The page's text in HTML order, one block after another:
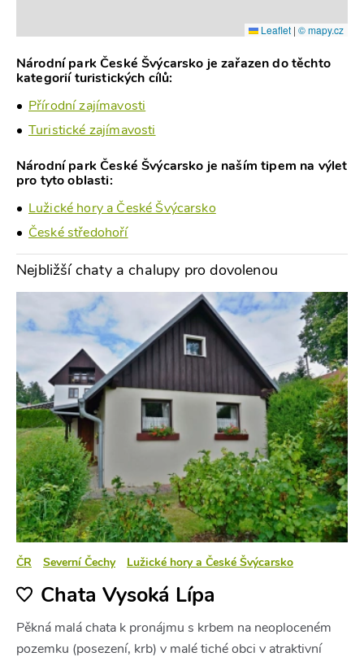
Leaflet | © mapy.cz
Národní park České Švýcarsko je zařazen do těchto
kategorií turistických cílů:
Přírodní zajímavosti
Turistické zajímavosti
Národní park České Švýcarsko je naším tipem na výlet
pro tyto oblasti:
Lužické hory a České Švýcarsko
České středohoří
Nejbližší chaty a chalupy pro dovolenou
ČR Severní Čechy Lužické hory a České Švýcarsko
Chata Vysoká Lípa
Pěkná malá chata k pronájmu s krbem na neoploceném
pozemku (posezení, krb) v malé tiché obci v atraktivní